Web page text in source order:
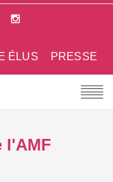
PRESSE
ÉLUS
l'AMF